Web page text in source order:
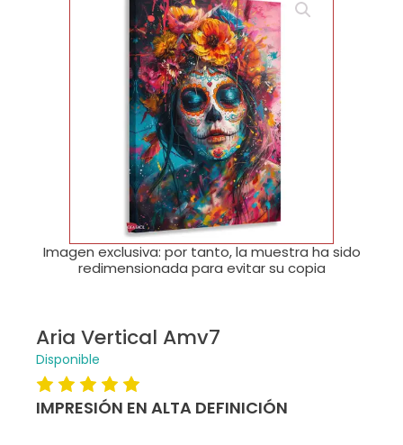
🔍
Imagen exclusiva: por tanto, la muestra ha sido
redimensionada para evitar su copia
Aria Vertical Amv7
Disponible
IMPRESIÓN EN ALTA DEFINICIÓN